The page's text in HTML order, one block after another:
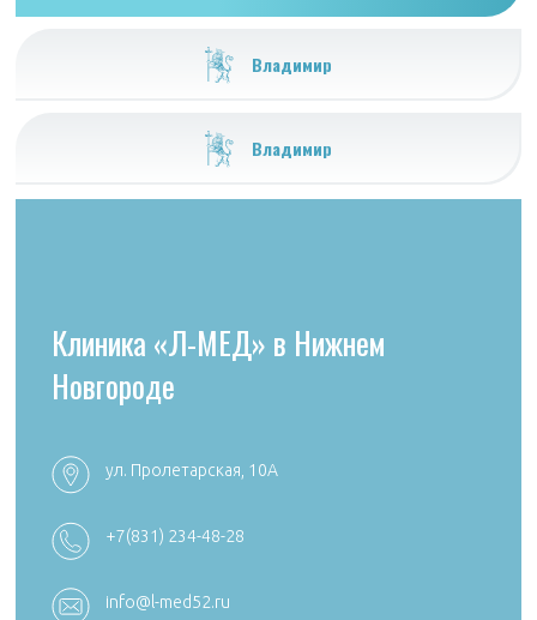
Владимир
Владимир
+7 (4922) 38-30-00 +7 (4922) 44-24-78
reception@aibolit33.com
Клиника «Л-МЕД» в Нижнем
Новгороде
ул. Пролетарская, 10А
+7(831) 234-48-28
info@l-med52.ru